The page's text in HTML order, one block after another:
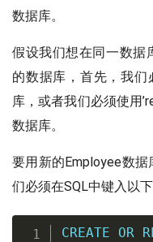
数据库。
假设我们想在同一数据
的数据库，首先，我
库，或者我们必须使用
数据库。
要用新的Employee数
们必须在SQL中键入以下
CREATE OR